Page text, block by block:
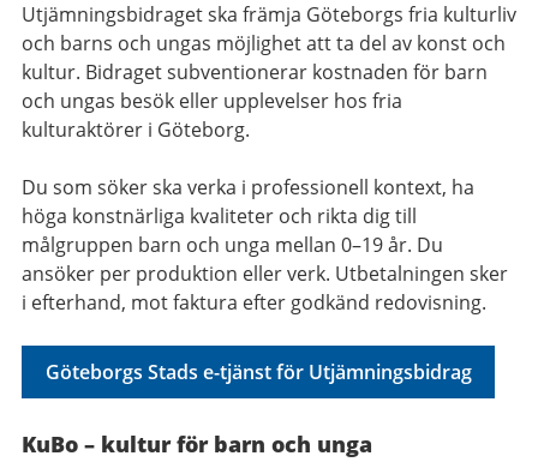
Utjämningsbidraget ska främja Göteborgs fria kulturliv
och barns och ungas möjlighet att ta del av konst och
kultur. Bidraget subventionerar kostnaden för barn
och ungas besök eller upplevelser hos fria
kulturaktörer i Göteborg.
Du som söker ska verka i professionell kontext, ha
höga konstnärliga kvaliteter och rikta dig till
målgruppen barn och unga mellan 0–19 år. Du
ansöker per produktion eller verk. Utbetalningen sker
i efterhand, mot faktura efter godkänd redovisning.
Göteborgs Stads e-tjänst för Utjämningsbidrag
KuBo – kultur för barn och unga